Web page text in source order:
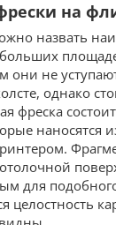
на
назвать
они не
однако
фреска
наносятся
для
целостность